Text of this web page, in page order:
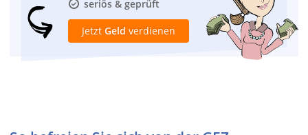
seriös & geprüft
Jetzt Geld verdienen